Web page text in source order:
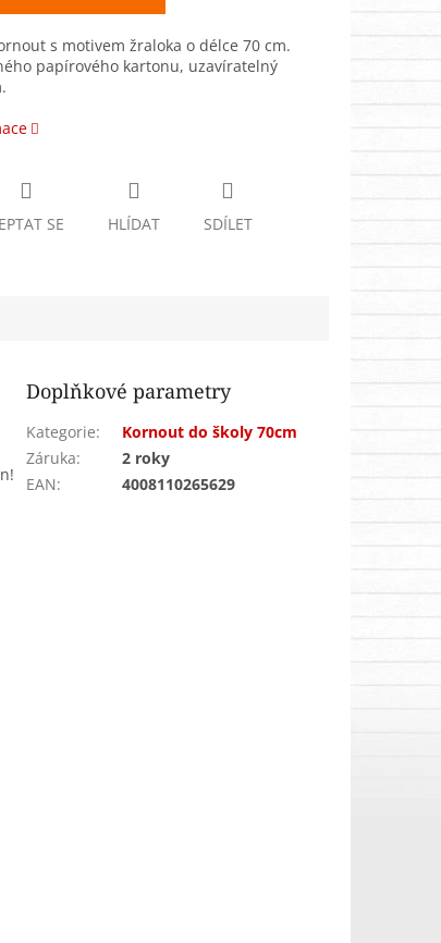
s motivem žraloka o délce 70 cm.
papírového kartonu, uzavíratelný
SE HLÍDAT SDÍLET
Doplňkové parametry
Kategorie:
Kornout do školy 70cm
Záruka:
2 roky
EAN: 4008110265629